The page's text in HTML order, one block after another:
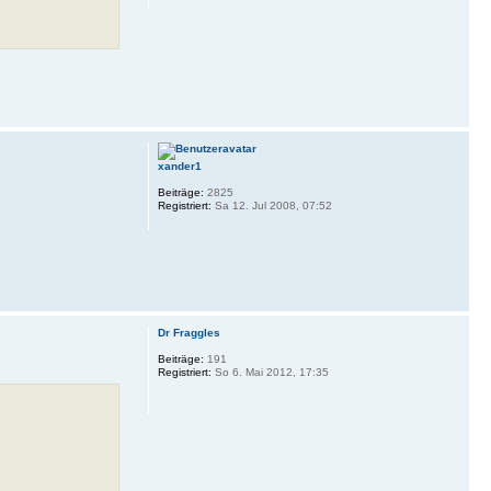
xander1
Beiträge: 2825
Registriert: Sa 12. Jul 2008, 07:52
Dr Fraggles
Beiträge: 191
Registriert: So 6. Mai 2012, 17:35